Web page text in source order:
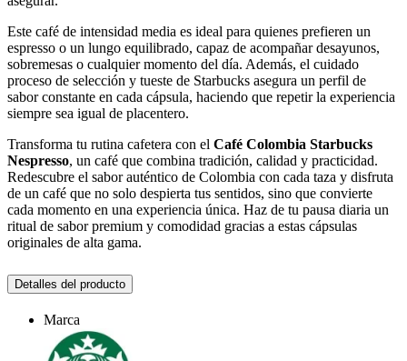
Este café de intensidad media es ideal para quienes prefieren un
espresso o un lungo equilibrado, capaz de acompañar desayunos,
sobremesas o cualquier momento del día. Además, el cuidado
proceso de selección y tueste de Starbucks asegura un perfil de
sabor constante en cada cápsula, haciendo que repetir la experiencia
siempre sea igual de placentero.
Transforma tu rutina cafetera con el Café Colombia Starbucks
Nespresso, un café que combina tradición, calidad y practicidad.
Redescubre el sabor auténtico de Colombia con cada taza y disfruta
de un café que no solo despierta tus sentidos, sino que convierte
cada momento en una experiencia única. Haz de tu pausa diaria un
ritual de sabor premium y comodidad gracias a estas cápsulas
originales de alta gama.
Detalles del producto
Marca